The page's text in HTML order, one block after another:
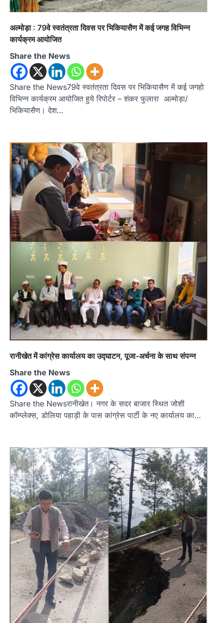
अल्मोड़ा : 79वे स्वतंत्रता दिवस पर भिकियासैण में कई जगह विभिन्न
कार्यक्रम आयोजित
Share the News
Share the News79वे स्वतंत्रता दिवस पर भिकियासैण में कई जगहो
विभिन्न कार्यक्रम आयोजित हुये रिपोर्टर – शंकर फुलारा अल्मोड़ा/
भिकियासैण। देश…
रानीखेत में कांग्रेस कार्यालय का उद्घाटन, पूजा-अर्चना के साथ संपन्न
Share the News
Share the Newsरानीखेत। नगर के सदर बाजार स्थित जोशी
कॉम्प्लेक्स, डोलिया पहाड़ी के पास कांग्रेस पार्टी के नए कार्यालय का…
2
अल्मोड़ा उत्तराखण्ड कुमाऊं ख़बरें
पोस्टर प्रतियोगिता में दिखी राष्ट्रभक्ति और
छात्र-छात्राओं ने लिया भाग
रानीखेत। अखिल भारतीय शिक्षा समागम 2026 एवं भारत
सरकार के ‘हर घर तिरंगा’ अभियान के…
3
अल्मोड़ा उत्तराखण्ड कुमाऊं ख़बरें खेल
आमने-सामने
Admin August 10, 2026
सेमीफाइनल में वीरशिवा ने केंद्रीय विद्यालय रानीखेत और
सिटी मोंटेसरी ने मिशन इंटर कॉलेज को…
4
अल्मोड़ा उत्तराखण्ड कुमाऊं ख़बरें
रानीखेत में 3 सितंबर को सजेगा ‘क्यूट कान्हा’
का दरबार, तीन आयु वर्गों में होगी प्रतियोगिता
Admin August 10, 2026
रानीखेत। श्रीकृष्ण जन्माष्टमी के अवसर पर सांस्कृतिक
समिति रानीखेत की ओर से विगत वर्षों की…
अल्मोड़ा उत्तराखण्ड कुमाऊं ख़बरें
तेंदुए के हमले में घायल बालिका से मिले विधायक
महेश जीना, DFO अल्मोड़ा को सुरक्षा के कड़े
निर्देश